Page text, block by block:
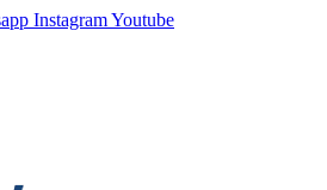
InstagramYoutube